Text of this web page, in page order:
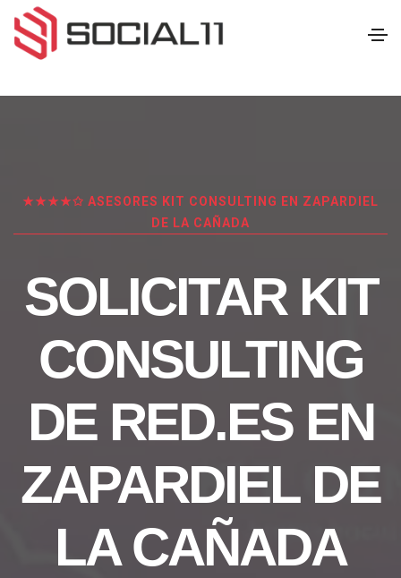
★★★★✩ ASESORES KIT CONSULTING EN ZAPARDIEL
DE LA CAÑADA
SOLICITAR KIT
CONSULTING
DE RED.ES EN
ZAPARDIEL DE
LA CAÑADA